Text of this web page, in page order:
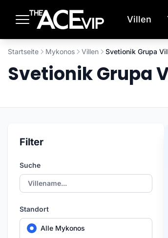
Villen
Startseite Mykonos Villen Svetionik Grupa
Svetionik Grupa
Filter
Suche
Standort
Alle Mykonos